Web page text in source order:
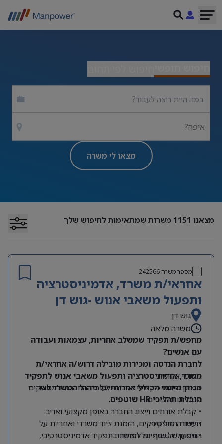
איפה?
מצאו לי משרה
מצאנו 1151 משרות שמתאימות לחיפוש שלך
מספר משרה242566
אחראי/ת משרד, אדמיניסטרציה
ותפעול משאבי אנוש -גוש דן
גוש דן
משרה מלאה
מחפש/ת תפקיד שמשלב אחריות, עצמאות ועבודה
עם אנשים?
לחברת הנדסה ומכירות מובילה דרוש/ה אחראי/ת
משרד, אדמיניסטרציה ותפעול משאבי אנוש לתפקיד
מגוון ודינמי הכולל אחריות על ניהול המשרד לצד
הובלת תהליכי HR שוטפים.
תחומי אחריות:
• מתן שירות מקצועי ואיכותי לעובדי החברה ולממשקים
פנימיים וחיצוניים.
• קבלת אורחים וייצוג החברה באופן מקצועי ואדיב.
• עבודה מול ספקים, הזמנת ציוד משרדי ואחריות על
התפעול השוטף של המשרד.
דרישות התפקיד:
• ניסיון של שנתיים לפחות בתפקיד אדמיניסטרטיבי,